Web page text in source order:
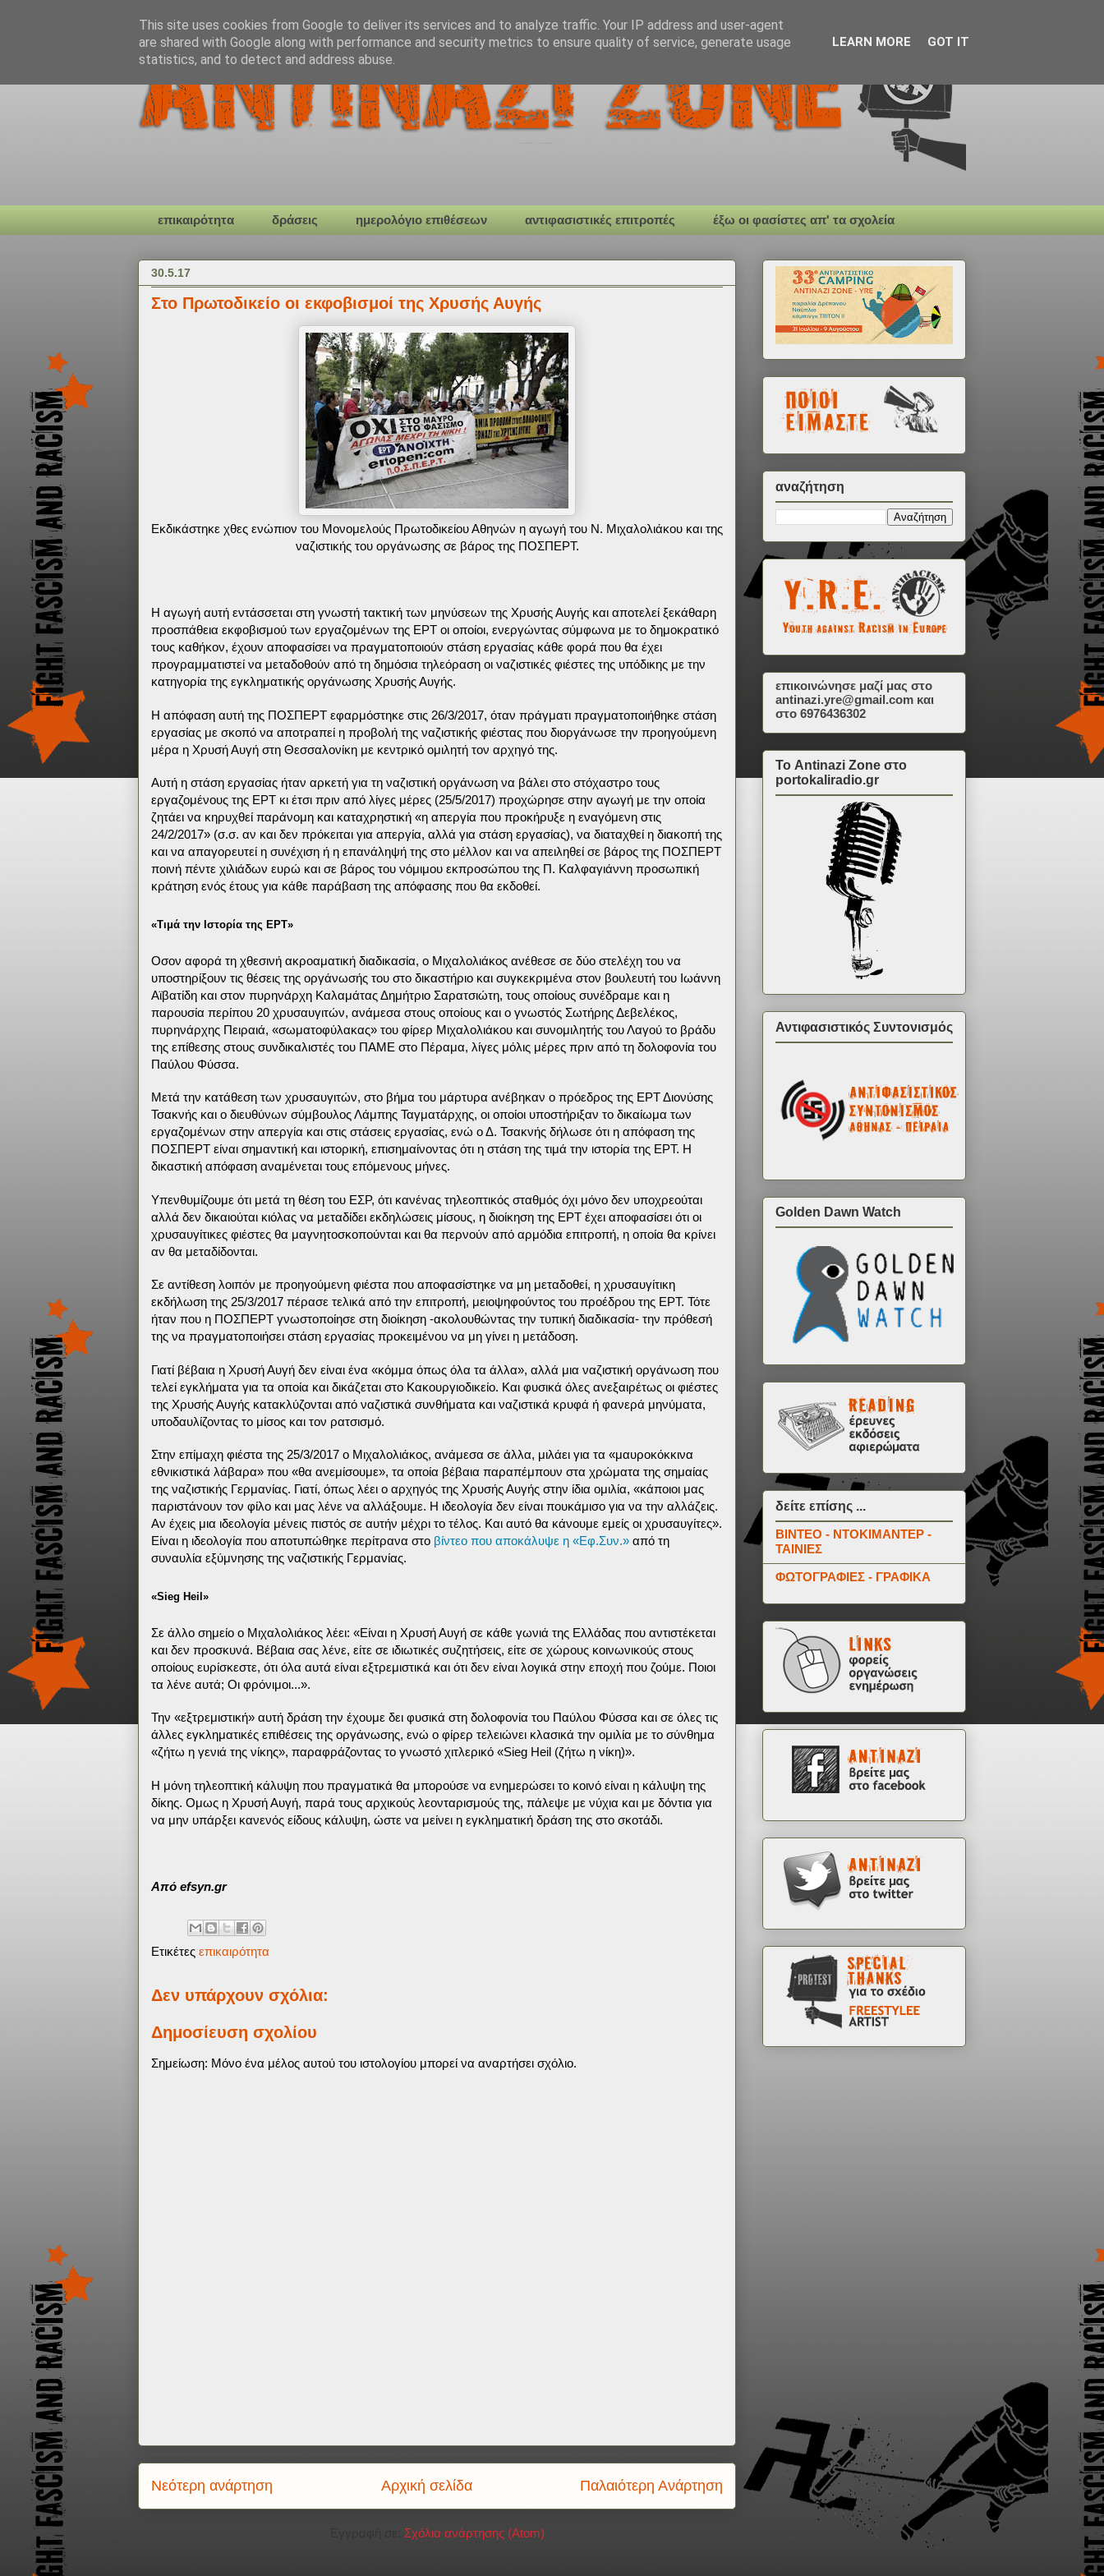
επικαιρότητα δράσεις ημερολόγιο επιθέσεων αντιφασιστικές επιτροπές έξω οι φασίστες απ' τα σχολεία
30.5.17
Στο Πρωτοδικείο οι εκφοβισμοί της Χρυσής Αυγής
Εκδικάστηκε χθες ενώπιον του Μονομελούς Πρωτοδικείου Αθηνών η αγωγή του Ν. Μιχαλολιάκου και της
ναζιστικής του οργάνωσης σε βάρος της ΠΟΣΠΕΡΤ.
Η αγωγή αυτή εντάσσεται στη γνωστή τακτική των μηνύσεων της Χρυσής Αυγής και αποτελεί ξεκάθαρη
προσπάθεια εκφοβισμού των εργαζομένων της ΕΡΤ οι οποίοι, ενεργώντας σύμφωνα με το δημοκρατικό
τους καθήκον, έχουν αποφασίσει να πραγματοποιούν στάση εργασίας κάθε φορά που θα έχει
προγραμματιστεί να μεταδοθούν από τη δημόσια τηλεόραση οι ναζιστικές φιέστες της υπόδικης με την
κατηγορία της εγκληματικής οργάνωσης Χρυσής Αυγής.
H απόφαση αυτή της ΠΟΣΠΕΡΤ εφαρμόστηκε στις 26/3/2017, όταν πράγματι πραγματοποιήθηκε στάση
εργασίας με σκοπό να αποτραπεί η προβολή της ναζιστικής φιέστας που διοργάνωσε την προηγούμενη
μέρα η Χρυσή Αυγή στη Θεσσαλονίκη με κεντρικό ομιλητή τον αρχηγό της.
Αυτή η στάση εργασίας ήταν αρκετή για τη ναζιστική οργάνωση να βάλει στο στόχαστρο τους
εργαζομένους της ΕΡΤ κι έτσι πριν από λίγες μέρες (25/5/2017) προχώρησε στην αγωγή με την οποία
ζητάει να κηρυχθεί παράνομη και καταχρηστική «η απεργία που προκήρυξε η εναγόμενη στις
24/2/2017» (σ.σ. αν και δεν πρόκειται για απεργία, αλλά για στάση εργασίας), να διαταχθεί η διακοπή της
και να απαγορευτεί η συνέχιση ή η επανάληψή της στο μέλλον και να απειληθεί σε βάρος της ΠΟΣΠΕΡΤ
ποινή πέντε χιλιάδων ευρώ και σε βάρος του νόμιμου εκπροσώπου της Π. Καλφαγιάννη προσωπική
κράτηση ενός έτους για κάθε παράβαση της απόφασης που θα εκδοθεί.
«Τιμά την Ιστορία της ΕΡΤ»
Οσον αφορά τη χθεσινή ακροαματική διαδικασία, ο Μιχαλολιάκος ανέθεσε σε δύο στελέχη του να
υποστηρίξουν τις θέσεις της οργάνωσής του στο δικαστήριο και συγκεκριμένα στον βουλευτή του Ιωάννη
Αϊβατίδη και στον πυρηνάρχη Καλαμάτας Δημήτριο Σαρατσιώτη, τους οποίους συνέδραμε και η
παρουσία περίπου 20 χρυσαυγιτών, ανάμεσα στους οποίους και ο γνωστός Σωτήρης Δεβελέκος,
πυρηνάρχης Πειραιά, «σωματοφύλακας» του φίρερ Μιχαλολιάκου και συνομιλητής του Λαγού το βράδυ
της επίθεσης στους συνδικαλιστές του ΠΑΜΕ στο Πέραμα, λίγες μόλις μέρες πριν από τη δολοφονία του
Παύλου Φύσσα.
Μετά την κατάθεση των χρυσαυγιτών, στο βήμα του μάρτυρα ανέβηκαν ο πρόεδρος της ΕΡΤ Διονύσης
Τσακνής και ο διευθύνων σύμβουλος Λάμπης Ταγματάρχης, οι οποίοι υποστήριξαν το δικαίωμα των
εργαζομένων στην απεργία και στις στάσεις εργασίας, ενώ ο Δ. Τσακνής δήλωσε ότι η απόφαση της
ΠΟΣΠΕΡΤ είναι σημαντική και ιστορική, επισημαίνοντας ότι η στάση της τιμά την ιστορία της ΕΡΤ. Η
δικαστική απόφαση αναμένεται τους επόμενους μήνες.
Υπενθυμίζουμε ότι μετά τη θέση του ΕΣΡ, ότι κανένας τηλεοπτικός σταθμός όχι μόνο δεν υποχρεούται
αλλά δεν δικαιούται κιόλας να μεταδίδει εκδηλώσεις μίσους, η διοίκηση της ΕΡΤ έχει αποφασίσει ότι οι
χρυσαυγίτικες φιέστες θα μαγνητοσκοπούνται και θα περνούν από αρμόδια επιτροπή, η οποία θα κρίνει
αν θα μεταδίδονται.
Σε αντίθεση λοιπόν με προηγούμενη φιέστα που αποφασίστηκε να μη μεταδοθεί, η χρυσαυγίτικη
εκδήλωση της 25/3/2017 πέρασε τελικά από την επιτροπή, μειοψηφούντος του προέδρου της ΕΡΤ. Τότε
ήταν που η ΠΟΣΠΕΡΤ γνωστοποίησε στη διοίκηση -ακολουθώντας την τυπική διαδικασία- την πρόθεσή
της να πραγματοποιήσει στάση εργασίας προκειμένου να μη γίνει η μετάδοση.
Γιατί βέβαια η Χρυσή Αυγή δεν είναι ένα «κόμμα όπως όλα τα άλλα», αλλά μια ναζιστική οργάνωση που
τελεί εγκλήματα για τα οποία και δικάζεται στο Κακουργιοδικείο. Και φυσικά όλες ανεξαιρέτως οι φιέστες
της Χρυσής Αυγής κατακλύζονται από ναζιστικά συνθήματα και ναζιστικά κρυφά ή φανερά μηνύματα,
υποδαυλίζοντας το μίσος και τον ρατσισμό.
Στην επίμαχη φιέστα της 25/3/2017 ο Μιχαλολιάκος, ανάμεσα σε άλλα, μιλάει για τα «μαυροκόκκινα
εθνικιστικά λάβαρα» που «θα ανεμίσουμε», τα οποία βέβαια παραπέμπουν στα χρώματα της σημαίας
της ναζιστικής Γερμανίας. Γιατί, όπως λέει ο αρχηγός της Χρυσής Αυγής στην ίδια ομιλία, «κάποιοι μας
παριστάνουν τον φίλο και μας λένε να αλλάξουμε. Η ιδεολογία δεν είναι πουκάμισο για να την αλλάζεις.
Αν έχεις μια ιδεολογία μένεις πιστός σε αυτήν μέχρι το τέλος. Και αυτό θα κάνουμε εμείς οι χρυσαυγίτες».
Είναι η ιδεολογία που αποτυπώθηκε περίτρανα στο βίντεο που αποκάλυψε η «Εφ.Συν.» από τη
συναυλία εξύμνησης της ναζιστικής Γερμανίας.
«Sieg Heil»
Σε άλλο σημείο ο Μιχαλολιάκος λέει: «Είναι η Χρυσή Αυγή σε κάθε γωνιά της Ελλάδας που αντιστέκεται
και δεν προσκυνά. Βέβαια σας λένε, είτε σε ιδιωτικές συζητήσεις, είτε σε χώρους κοινωνικούς στους
οποίους ευρίσκεστε, ότι όλα αυτά είναι εξτρεμιστικά και ότι δεν είναι λογικά στην εποχή που ζούμε. Ποιοι
τα λένε αυτά; Οι φρόνιμοι...».
Την «εξτρεμιστική» αυτή δράση την έχουμε δει φυσικά στη δολοφονία του Παύλου Φύσσα και σε όλες τις
άλλες εγκληματικές επιθέσεις της οργάνωσης, ενώ ο φίρερ τελειώνει κλασικά την ομιλία με το σύνθημα
«ζήτω η γενιά της νίκης», παραφράζοντας το γνωστό χιτλερικό «Sieg Heil (ζήτω η νίκη)».
Η μόνη τηλεοπτική κάλυψη που πραγματικά θα μπορούσε να ενημερώσει το κοινό είναι η κάλυψη της
δίκης. Ομως η Χρυσή Αυγή, παρά τους αρχικούς λεονταρισμούς της, πάλεψε με νύχια και με δόντια για
να μην υπάρξει κανενός είδους κάλυψη, ώστε να μείνει η εγκληματική δράση της στο σκοτάδι.
Από efsyn.gr
Ετικέτες επικαιρότητα
Δεν υπάρχουν σχόλια:
Δημοσίευση σχολίου
Σημείωση: Μόνο ένα μέλος αυτού του ιστολογίου μπορεί να αναρτήσει σχόλιο.
Νεότερη ανάρτηση Παλαιότερη Ανάρτηση
Αρχική σελίδα
Σχόλια ανάρτησης (Atom)
αναζήτηση
επικοινώνησε μαζί μας στο
antinazi.yre@gmail.com και
στο 6976436302
Το Antinazi Zone στο
portokaliradio.gr
Αντιφασιστικός Συντονισμός
Golden Dawn Watch
δείτε επίσης ...
ΒΙΝΤΕΟ - ΝΤΟΚΙΜΑΝΤΕΡ -
ΤΑΙΝΙΕΣ
ΦΩΤΟΓΡΑΦΙΕΣ - ΓΡΑΦΙΚΑ
This site uses cookies from Google to deliver its services and to analyze traffic. Your IP address and user-agent
are shared with Google along with performance and security metrics to ensure quality of service, generate usage
statistics, and to detect and address abuse.
LEARN MORE GOT IT